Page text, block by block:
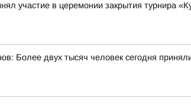
участие в церемонии закрытия турнира
Более двух тысяч человек сегодня